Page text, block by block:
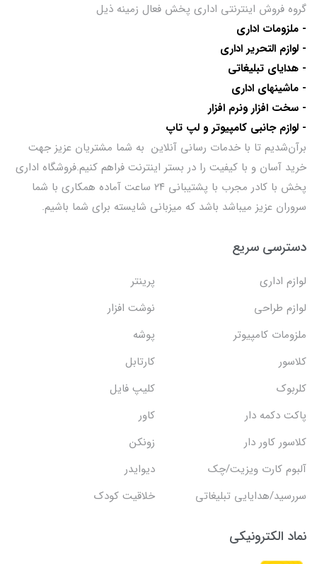
گروه فروش اینترنتی اداری پخش فعال زمینه ذیل
- ملزومات اداری
- لوازم التحریر اداری
- هدایای تبلیغاتی
- ماشینهای اداری
- سخت افزار ونرم افزار
- لوازم جانبی کامپیوتر و لپ تاپ
برآن‌شدیم تا با خدمات رسانی آنلاین به شما مشتریان عزیز جهت
خرید آسان و با کیفیت را در بستر اینترنت فراهم کنیم.فروشگاه اداری
پخش با کادر مجرب با پشتیبانی ۲۴ ساعت آماده همکاری با شما
سروران عزیز میباشد باشد که میزبانی شایسته برای شما باشیم.
دسترسی سریع
لوازم اداری
پرینتر
لوازم طراحی
نوشت افزار
ملزومات کامپیوتر
پوشه
کلاسور
کارتابل
کلربوک
کلیپ فایل
پاکت دکمه دار
کاور
کلاسور کاور دار
زونکن
آلبوم کارت ویزیت/چک
دیوایدر
سررسید/هدایایی تبلیغاتی
خلاقیت کودک
نماد الکترونیکی